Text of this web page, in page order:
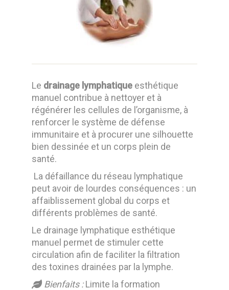
Le drainage lymphatique esthétique
manuel contribue à nettoyer et à
régénérer les cellules de l’organisme, à
renforcer le système de défense
immunitaire et à procurer une silhouette
bien dessinée et un corps plein de
santé.
La défaillance du réseau lymphatique
peut avoir de lourdes conséquences : un
affaiblissement global du corps et
différents problèmes de santé.
Le drainage lymphatique esthétique
manuel permet de stimuler cette
circulation afin de faciliter la filtration
des toxines drainées par la lymphe.
Bienfaits :Limite la formation